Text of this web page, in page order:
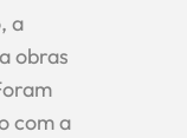
a
obras
com a